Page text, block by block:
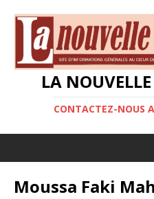
LA
CONTACTEZ-NOUS
Moussa Faki